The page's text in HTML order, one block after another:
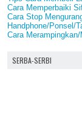
Cara Memperbaiki
Cara Stop
Handphone/Ponsel/
Cara
SERBA-SERBI